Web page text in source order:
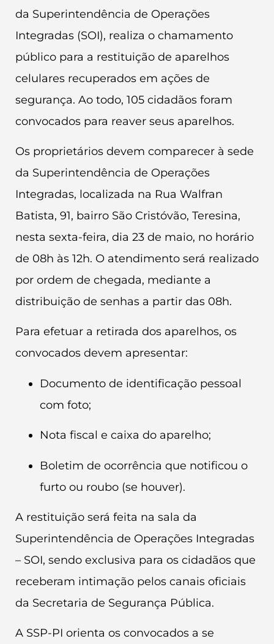
da Superintendência de Operações
Integradas (SOI), realiza o chamamento
público para a restituição de aparelhos
celulares recuperados em ações de
segurança. Ao todo, 105 cidadãos foram
convocados para reaver seus aparelhos.
Os proprietários devem comparecer à sede
da Superintendência de Operações
Integradas, localizada na Rua Walfran
Batista, 91, bairro São Cristóvão, Teresina,
nesta sexta-feira, dia 23 de maio, no horário
de 08h às 12h. O atendimento será realizado
por ordem de chegada, mediante a
distribuição de senhas a partir das 08h.
Para efetuar a retirada dos aparelhos, os
convocados devem apresentar:
Documento de identificação pessoal
com foto;
Nota fiscal e caixa do aparelho;
Boletim de ocorrência que notificou o
furto ou roubo (se houver).
A restituição será feita na sala da
Superintendência de Operações Integradas
– SOI, sendo exclusiva para os cidadãos que
receberam intimação pelos canais oficiais
da Secretaria de Segurança Pública.
A SSP-PI orienta os convocados a se